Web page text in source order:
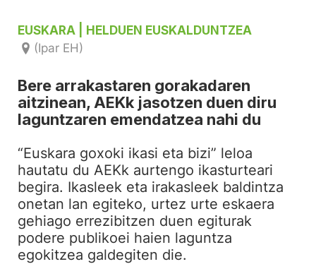
EUSKARA
| HELDUEN EUSKALDUNTZEA
(Ipar EH)
Bere arrakastaren gorakadaren
aitzinean, AEKk jasotzen duen diru
laguntzaren emendatzea nahi du
“Euskara goxoki ikasi eta bizi” leloa
hautatu du AEKk aurtengo ikasturteari
begira. Ikasleek eta irakasleek baldintza
onetan lan egiteko, urtez urte eskaera
gehiago errezibitzen duen egiturak
podere publikoei haien laguntza
egokitzea galdegiten die.